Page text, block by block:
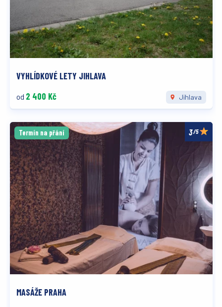
VYHLÍDKOVÉ LETY JIHLAVA
od 2 400 Kč Jihlava
Termín na přání /5
MASÁŽE PRAHA